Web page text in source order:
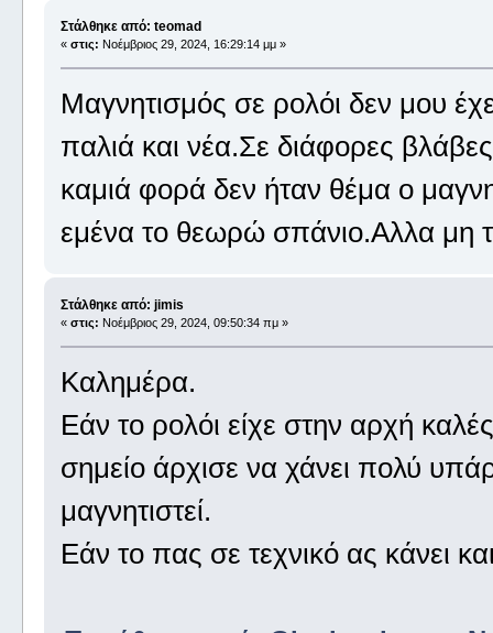
Στάλθηκε από: teomad
« στις: Νοέμβριος 29, 2024, 16:29:14 μμ »
Μαγνητισμός σε ρολόι δεν μου
παλιά και νέα.Σε διάφορες
καμιά φορά δεν ήταν θέμα ο
εμένα το θεωρώ σπάνιο.Αλλα μη
Στάλθηκε από: jimis
« στις: Νοέμβριος 29, 2024, 09:50:34 πμ »
Καλημέρα.
Εάν το ρολόι είχε στην αρχή
σημείο άρχισε να χάνει πολύ
μαγνητιστεί.
Εάν το πας σε τεχνικό ας κάνει